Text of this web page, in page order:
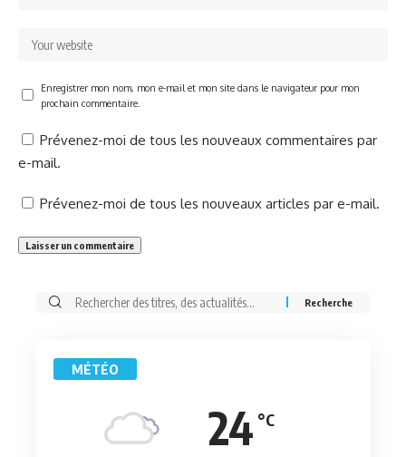
Enregistrer mon nom, mon e-mail et mon site dans le navigateur pour mon
prochain commentaire.
Prévenez-moi de tous les nouveaux commentaires par
e-mail.
Prévenez-moi de tous les nouveaux articles par e-mail.
Rechercher:
MÉTÉO
24 °C